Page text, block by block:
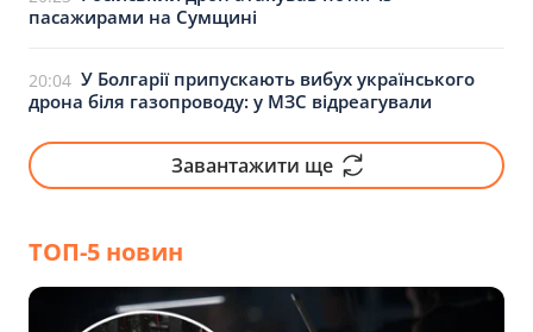
пасажирами на Сумщині
20:04 У Болгарії припускають вибух українського
дрона біля газопроводу: у МЗС відреагували
Завантажити ще
ТОП-5 новин